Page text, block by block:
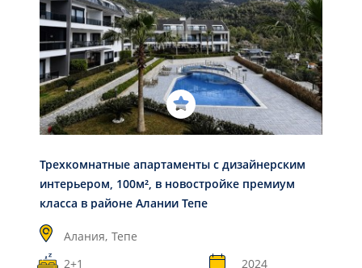
Трехкомнатные апартаменты с дизайнерским
интерьером, 100м², в новостройке премиум
класса в районе Алании Тепе
Алания, Тепе
2+1
2024